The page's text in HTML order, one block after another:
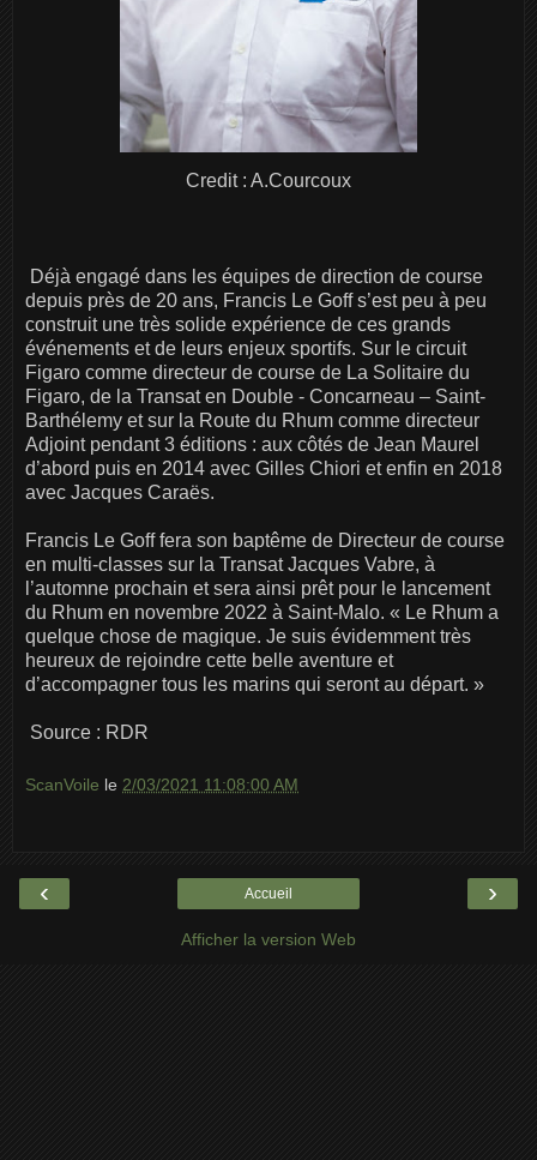
Credit : A.Courcoux
Déjà engagé dans les équipes de direction de course
depuis près de 20 ans, Francis Le Goff s’est peu à peu
construit une très solide expérience de ces grands
événements et de leurs enjeux sportifs. Sur le circuit
Figaro comme directeur de course de La Solitaire du
Figaro, de la Transat en Double - Concarneau – Saint-
Barthélemy et sur la Route du Rhum comme directeur
Adjoint pendant 3 éditions : aux côtés de Jean Maurel
d’abord puis en 2014 avec Gilles Chiori et enfin en 2018
avec Jacques Caraës.
Francis Le Goff fera son baptême de Directeur de course
en multi-classes sur la Transat Jacques Vabre, à
l’automne prochain et sera ainsi prêt pour le lancement
du Rhum en novembre 2022 à Saint-Malo. « Le Rhum a
quelque chose de magique. Je suis évidemment très
heureux de rejoindre cette belle aventure et
d’accompagner tous les marins qui seront au départ. »
Source : RDR
ScanVoile le 2/03/2021 11:08:00 AM
‹ ›
Accueil
Afficher la version Web